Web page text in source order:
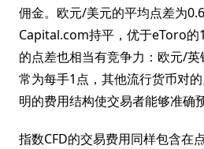
佣金。欧元/美元的平均点差为
Capital.com持平，优于eToro的
的点差也相当有竞争力：欧元/
常为每手1点，其他流行货币对
明的费用结构使交易者能够准确
指数CFD的交易费用同样包含在